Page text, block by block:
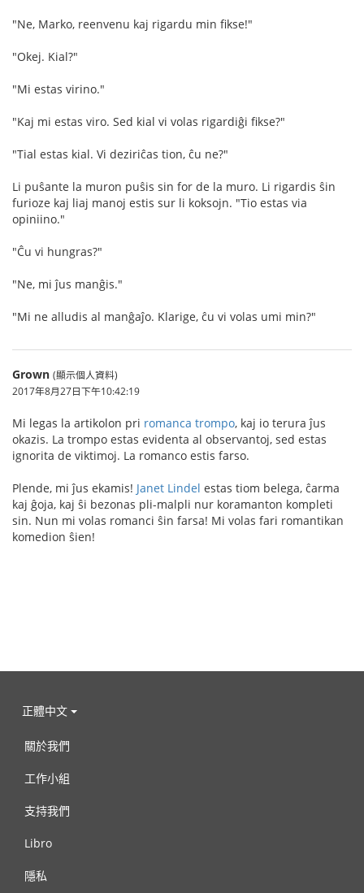
"Ne, Marko, reenvenu kaj rigardu min fikse!"
"Okej. Kial?"
"Mi estas virino."
"Kaj mi estas viro. Sed kial vi volas rigardiĝi fikse?"
"Tial estas kial. Vi deziriĉas tion, ĉu ne?"
Li puŝante la muron puŝis sin for de la muro. Li rigardis ŝin
furioze kaj liaj manoj estis sur li koksojn. "Tio estas via
opiniino."
"Ĉu vi hungras?"
"Ne, mi ĵus manĝis."
"Mi ne alludis al manĝaĵo. Klarige, ĉu vi volas umi min?"
Grown (顯示個人資料)
2017年8月27日下午10:42:19
Mi legas la artikolon pri romanca trompo, kaj io terura ĵus
okazis. La trompo estas evidenta al observantoj, sed estas
ignorita de viktimoj. La romanco estis farso.
Plende, mi ĵus ekamis! Janet Lindel estas tiom belega, ĉarma
kaj ĝoja, kaj ŝi bezonas pli-malpli nur koramanton kompleti
sin. Nun mi volas romanci ŝin farsa! Mi volas fari romantikan
komedion ŝien!
正體中文
關於我們
工作小組
支持我們
Libro
隱私